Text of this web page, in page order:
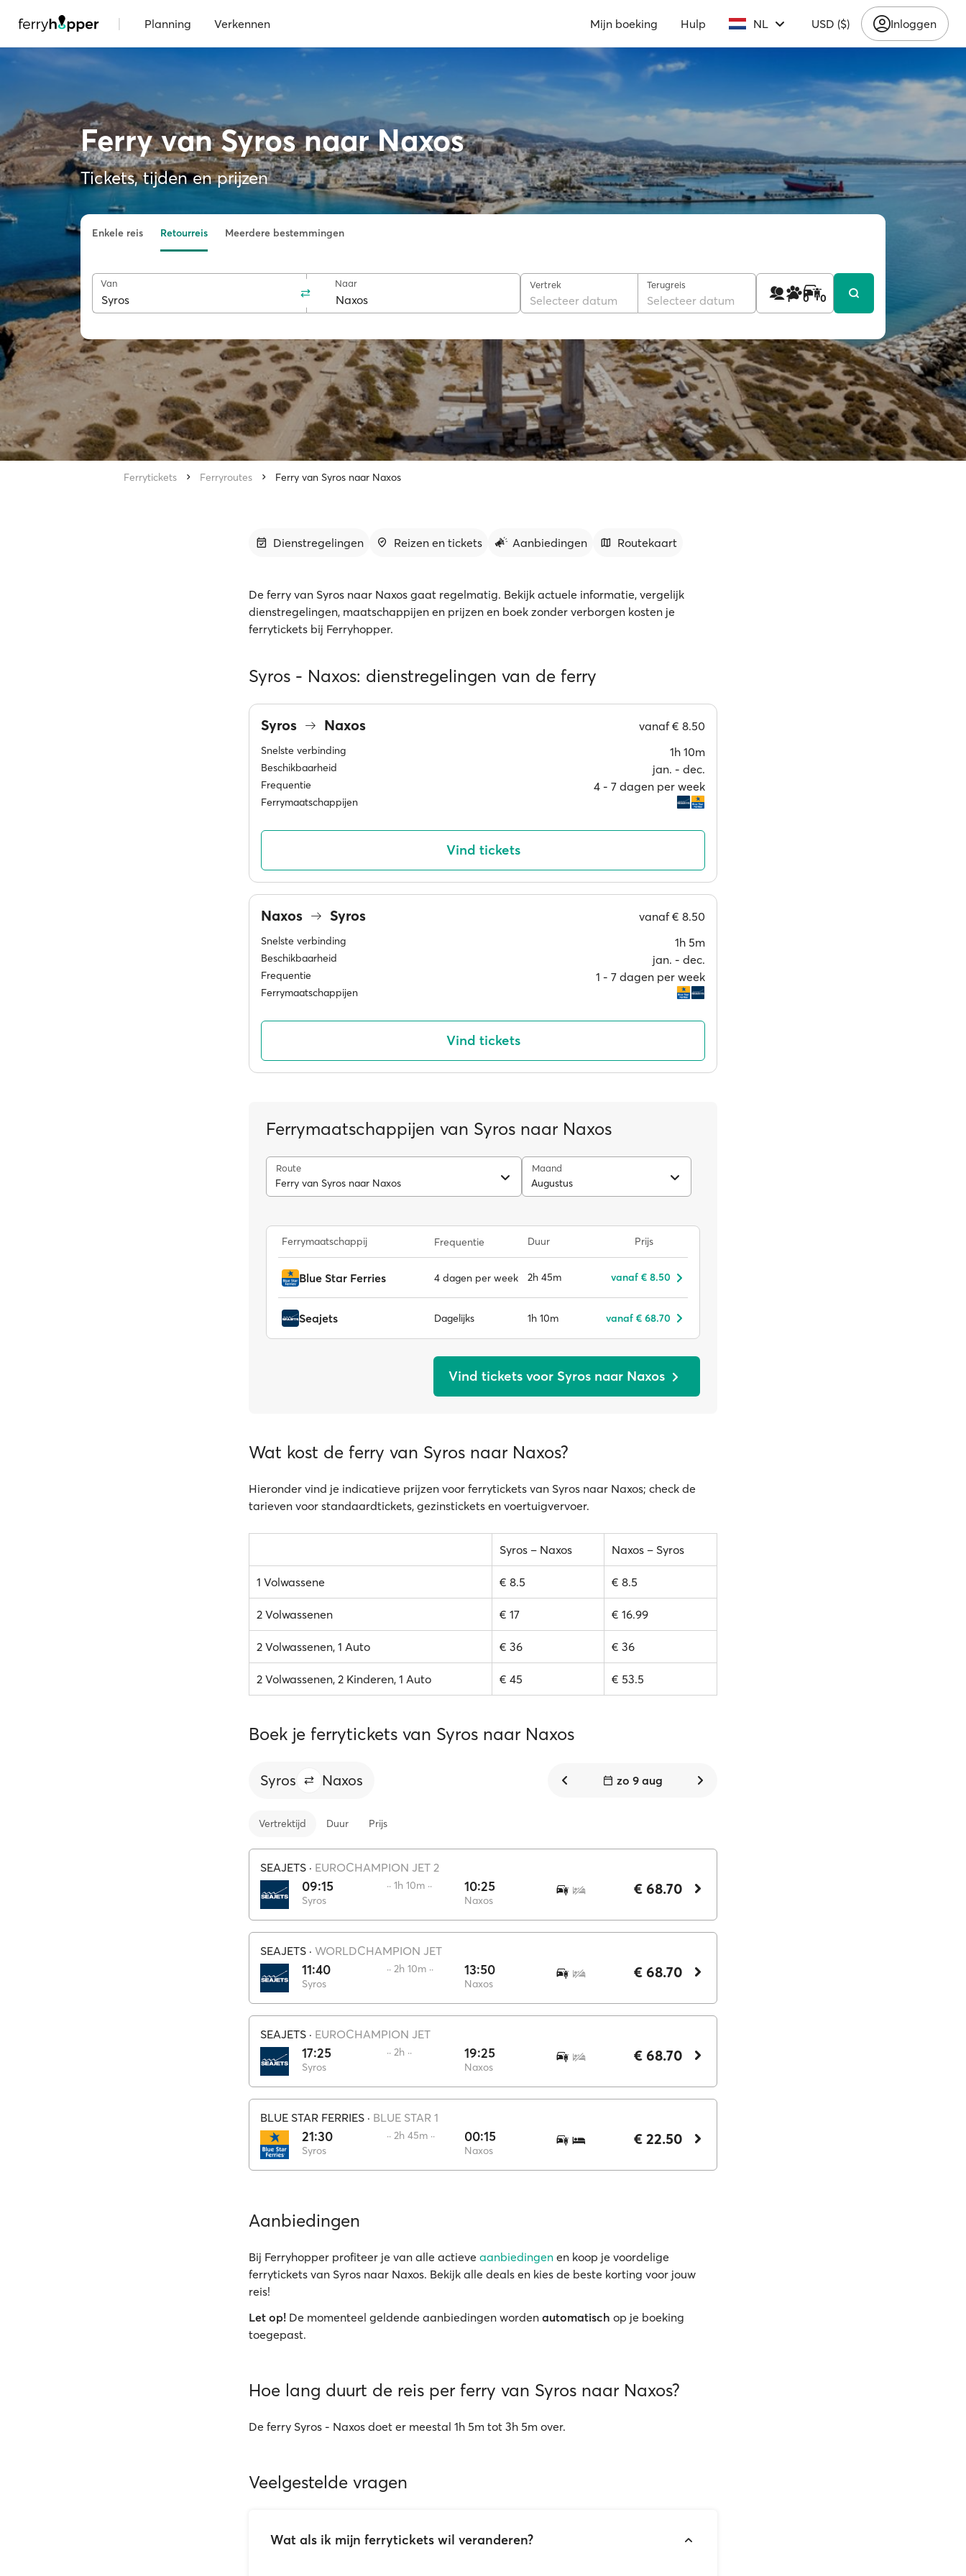
| Planning Verkennen Mijn boeking Hulp NL USD ($) Inloggen
Ferry van Syros naar Naxos
Tickets, tijden en prijzen
Enkele reis Retourreis Meerdere bestemmingen
Van Naar Vertrek
Selecteer datum
Terugreis
Selecteer datum 1 0 0
Ferrytickets Ferryroutes Ferry van Syros naar Naxos
Dienstregelingen Reizen en tickets Aanbiedingen Routekaart
De ferry van Syros naar Naxos gaat regelmatig. Bekijk actuele informatie, vergelijk
dienstregelingen, maatschappijen en prijzen en boek zonder verborgen kosten je
ferrytickets bij Ferryhopper.
Syros - Naxos: dienstregelingen van de ferry
Syros Naxos vanaf€ 8.50
Snelste verbinding 1h 10m
Beschikbaarheid jan. ‐ dec.
Frequentie 4 ‐ 7 dagen per week
Ferrymaatschappijen
Vind tickets
Naxos Syros vanaf€ 8.50
Snelste verbinding 1h 5m
Beschikbaarheid jan. ‐ dec.
Frequentie 1 ‐ 7 dagen per week
Ferrymaatschappijen
Vind tickets
Ferrymaatschappijen van Syros naar Naxos
Route
Ferry van Syros naar Naxos
Maand
Augustus
Ferrymaatschappij Frequentie Duur Prijs
Blue Star Ferries 4 dagen per week 2h 45m vanaf € 8.50
Seajets Dagelijks 1h 10m vanaf € 68.70
Vind tickets voor Syros naar Naxos
Wat kost de ferry van Syros naar Naxos?
Hieronder vind je indicatieve prijzen voor ferrytickets van Syros naar Naxos; check de
tarieven voor standaardtickets, gezinstickets en voertuigvervoer.
Syros – Naxos Naxos – Syros
1 Volwassene € 8.5 € 8.5
2 Volwassenen € 17 € 16.99
2 Volwassenen, 1 Auto € 36 € 36
2 Volwassenen, 2 Kinderen, 1 Auto € 45 € 53.5
Boek je ferrytickets van Syros naar Naxos
Syros Naxos zo 9 aug
Vertrektijd Duur Prijs
SEAJETS · EUROCHAMPION JET 2
09:15
Syros
·· 1h 10m ·· 10:25
Naxos
€ 68.70
SEAJETS · WORLDCHAMPION JET
11:40
Syros
·· 2h 10m ·· 13:50
Naxos
€ 68.70
SEAJETS · EUROCHAMPION JET
17:25
Syros
·· 2h ·· 19:25
Naxos
€ 68.70
BLUE STAR FERRIES · BLUE STAR 1
21:30
Syros
·· 2h 45m ·· 00:15
Naxos
€ 22.50
Aanbiedingen
Bij Ferryhopper profiteer je van alle actieve aanbiedingen en koop je voordelige
ferrytickets van Syros naar Naxos. Bekijk alle deals en kies de beste korting voor jouw
reis!
Let op! De momenteel geldende aanbiedingen worden automatisch op je boeking
toegepast.
Hoe lang duurt de reis per ferry van Syros naar Naxos?
De ferry Syros - Naxos doet er meestal 1h 5m tot 3h 5m over.
Veelgestelde vragen
Wat als ik mijn ferrytickets wil veranderen?